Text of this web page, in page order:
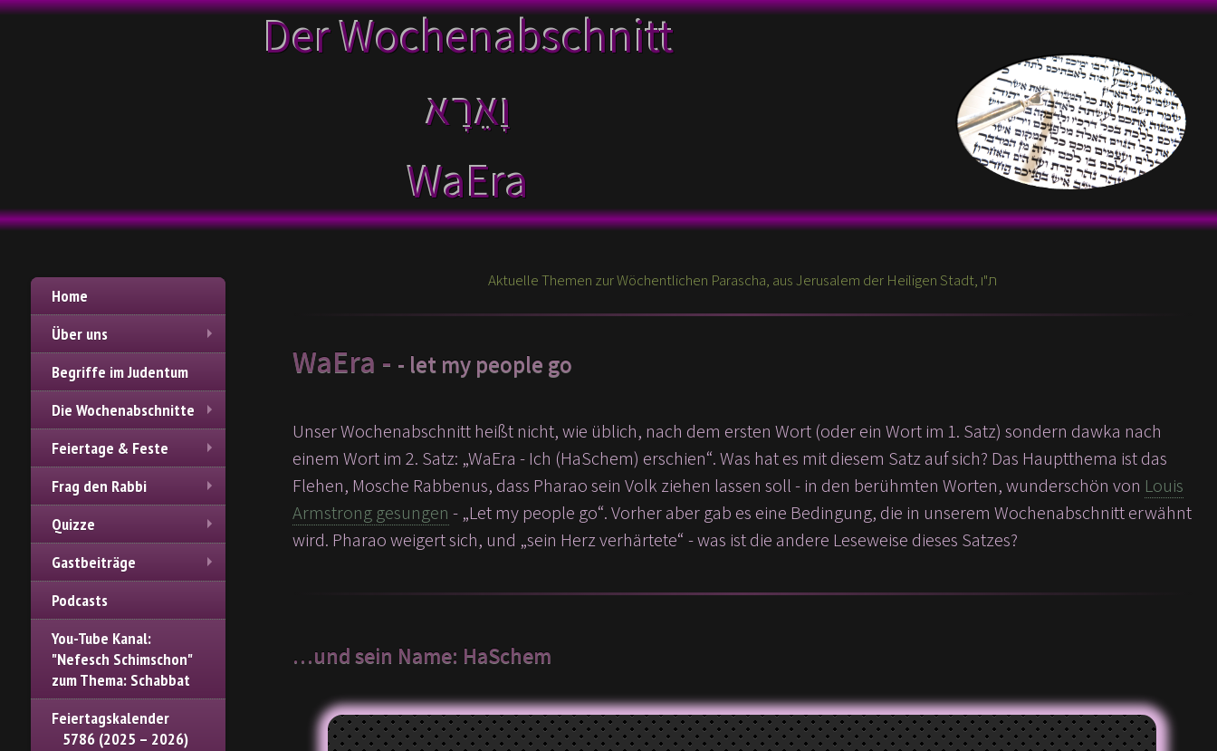
Der Wochenabschnitt
WaEra
Aktuelle Themen zur Wöchentlichen Parascha, aus Jerusalem der Heiligen Stadt, ת"ו
Home
Über uns
Begriffe im Judentum
Die Wochenabschnitte
Feiertage & Feste
Frag den Rabbi
Quizze
Gastbeiträge
Podcasts
You-Tube Kanal:
"Nefesch Schimschon"
zum Thema: Schabbat
Feiertagskalender
5786 (2025 – 2026)
WaEra - - let my people go
Unser Wochenabschnitt heißt nicht, wie üblich, nach dem ersten Wort (oder ein Wort im 1. Satz) sondern dawka nach
einem Wort im 2. Satz: „WaEra - Ich (HaSchem) erschien“. Was hat es mit diesem Satz auf sich? Das Hauptthema ist das
Flehen, Mosche Rabbenus, dass Pharao sein Volk ziehen lassen soll - in den berühmten Worten, wunderschön von Louis
Armstrong gesungen - „Let my people go“. Vorher aber gab es eine Bedingung, die in unserem Wochenabschnitt erwähnt
wird. Pharao weigert sich, und „sein Herz verhärtete“ - was ist die andere Leseweise dieses Satzes?
…und sein Name: HaSchem